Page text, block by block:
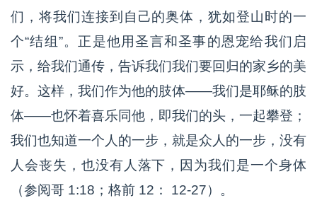
们，将我们连接到自己的奥体，犹如登山时的一
个“结组”。正是他用圣言和圣事的恩宠给我们启
示，给我们通传，告诉我们我们要回归的家乡的美
好。这样，我们作为他的肢体——我们是耶稣的肢
体——也怀着喜乐同他，即我们的头，一起攀登；
我们也知道一个人的一步，就是众人的一步，没有
人会丧失，也没有人落下，因为我们是一个身体
（参阅哥 1:18；格前 12： 12-27）。